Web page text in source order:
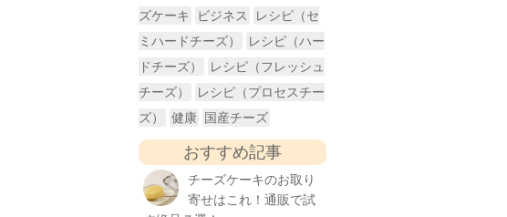
ズケーキ
ビジネス
レシピ（セ
ミハードチーズ）
レシピ（ハー
ドチーズ）
レシピ（フレッシュ
チーズ）
レシピ（プロセスチー
ズ）
健康 国産チーズ
おすすめ記事
チーズケーキのお取り
寄せはこれ！通販で試